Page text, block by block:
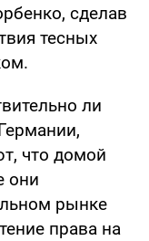
сделав
тесных
ли
что домой
они
рынке
права на